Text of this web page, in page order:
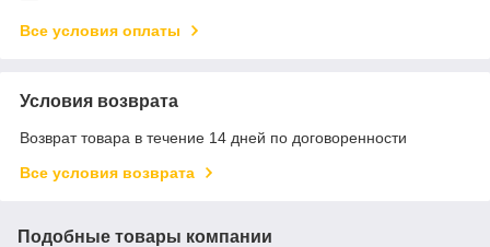
Все условия оплаты
Условия возврата
Возврат товара в течение 14 дней по договоренности
Все условия возврата
Подобные товары компании